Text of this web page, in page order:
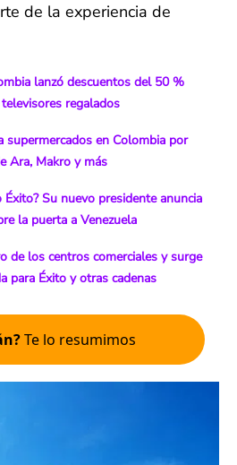
de la experiencia de
lanzó descuentos del 50 %
regalados
supermercados en Colombia por
Ara, Makro y más
Éxito? Su nuevo presidente anuncia
la puerta a Venezuela
de los centros comerciales y surge
para Éxito y otras cadenas
Te lo resumimos